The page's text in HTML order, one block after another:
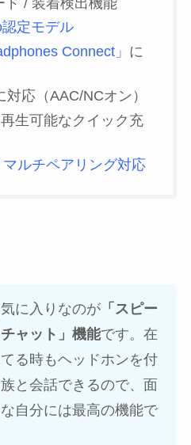
定モデル
Connect」 に
応（AAC/NCオン）
生可能なクイック充
ルチペアリング対応
に入りなのが「スピー
ャット」機能です。在
る時もヘッドホンを付
と会話できるので、面
自分には最高の機能で